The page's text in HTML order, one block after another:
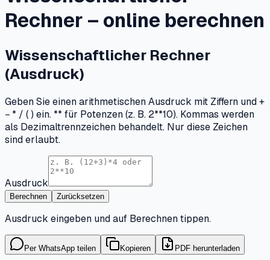
Rechner – online berechnen
Wissenschaftlicher Rechner
(Ausdruck)
Geben Sie einen arithmetischen Ausdruck mit Ziffern und +
− * / ( ) ein. ** für Potenzen (z. B. 2**10). Kommas werden
als Dezimaltrennzeichen behandelt. Nur diese Zeichen
sind erlaubt.
Ausdruck
Berechnen Zurücksetzen
Ausdruck eingeben und auf Berechnen tippen.
Per WhatsApp teilen Kopieren PDF herunterladen